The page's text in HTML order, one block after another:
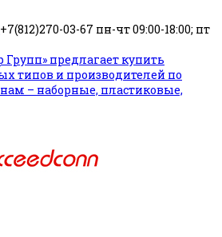
+7(812)270-03-67 пн-чт 09:00-18:00; пт